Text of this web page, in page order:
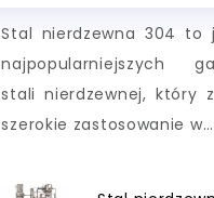
Stal nierdzewna 304 to
najpopularniejszych
stali nierdzewnej, który
szerokie zastosowanie w…